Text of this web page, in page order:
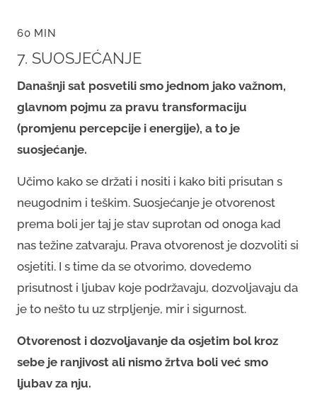
60 MIN
7. SUOSJEĆANJE
Današnji sat posvetili smo jednom jako važnom,
glavnom pojmu za pravu transformaciju
(promjenu percepcije i energije), a to je
suosjećanje.
Učimo kako se držati i nositi i kako biti prisutan s
neugodnim i teškim. Suosjećanje je otvorenost
prema boli jer taj je stav suprotan od onoga kad
nas težine zatvaraju. Prava otvorenost je dozvoliti si
osjetiti. I s time da se otvorimo, dovedemo
prisutnost i ljubav koje podržavaju, dozvoljavaju da
je to nešto tu uz strpljenje, mir i sigurnost.
Otvorenost i dozvoljavanje da osjetim bol kroz
sebe je ranjivost ali nismo žrtva boli već smo
ljubav za nju.